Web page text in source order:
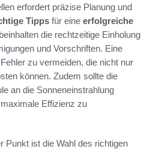
erfordert präzise Planung und
Tipps für eine erfolgreiche
beinhalten die rechtzeitige Einholung
und Vorschriften. Eine
zu vermeiden, die nicht nur
können. Zudem sollte die
an die Sonneneinstrahlung
Effizienz zu
Punkt ist die Wahl des richtigen